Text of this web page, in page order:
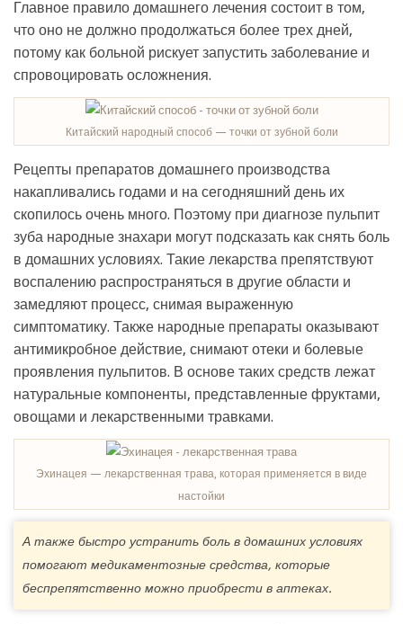
Главное правило домашнего лечения состоит в том,
что оно не должно продолжаться более трех дней,
потому как больной рискует запустить заболевание и
спровоцировать осложнения.
Китайский народный способ — точки от зубной боли
Рецепты препаратов домашнего производства
накапливались годами и на сегодняшний день их
скопилось очень много. Поэтому при диагнозе пульпит
зуба народные знахари могут подсказать как снять боль
в домашних условиях. Такие лекарства препятствуют
воспалению распространяться в другие области и
замедляют процесс, снимая выраженную
симптоматику. Также народные препараты оказывают
антимикробное действие, снимают отеки и болевые
проявления пульпитов. В основе таких средств лежат
натуральные компоненты, представленные фруктами,
овощами и лекарственными травками.
Эхинацея — лекарственная трава, которая применяется в виде
настойки
А также быстро устранить боль в домашних условиях
помогают медикаментозные средства, которые
беспрепятственно можно приобрести в аптеках.